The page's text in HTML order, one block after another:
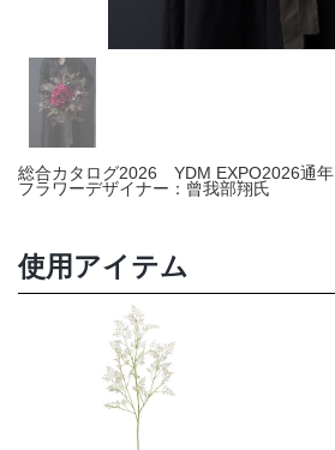
採用情報
お問い合わせ
プライバシーポリシー
OFFICIAL SNS
総合カタログ2026 YDM EXPO2026通年
フラワーデザイナー：曾我部翔氏
使用アイテム